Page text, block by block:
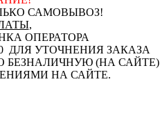
САМОВЫВОЗ!
,
ОПЕРАТОРА
ДЛЯ УТОЧНЕНИЯ ЗАКАЗА
(НА САЙТЕ)
НА САЙТЕ.